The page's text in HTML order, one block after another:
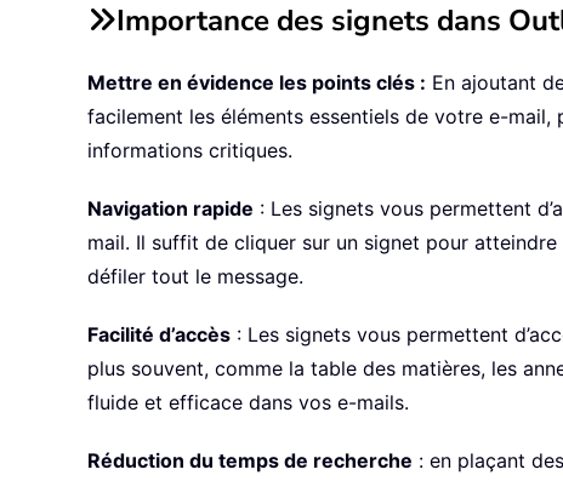
Importance des signets dans
Mettre en évidence les points clés : En ajoutant
facilement les éléments essentiels de votre e-
informations critiques.
Navigation rapide : Les signets vous permettent
mail. Il suffit de cliquer sur un signet pour
défiler tout le message.
Facilité d’accès : Les signets vous permettent
plus souvent, comme la table des matières, les
fluide et efficace dans vos e-mails.
Réduction du temps de recherche : en plaçant